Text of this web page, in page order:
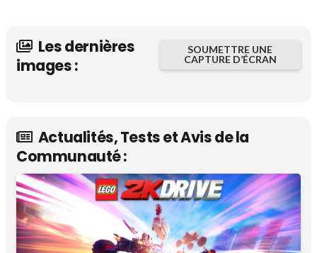
Les dernières
images :
SOUMETTRE UNE
CAPTURE D’ÉCRAN
Actualités, Tests et Avis de la
Communauté :